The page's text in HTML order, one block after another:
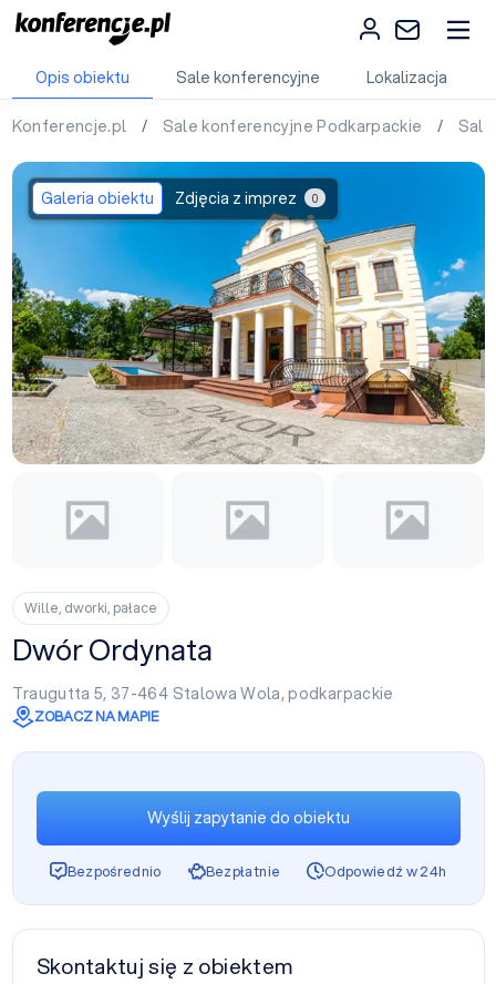
Opis obiektu Sale konferencyjne Lokalizacja
Konferencje.pl / Sale konferencyjne Podkarpackie /
Galeria obiektu Zdjęcia z imprez 0
Wille, dworki, pałace
Dwór Ordynata
Traugutta 5, 37-464 Stalowa Wola,podkarpackie
ZOBACZ NA MAPIE
Wyślij zapytanie do obiektu
Bezpośrednio Bezpłatnie Odpowiedź w 24h
Skontaktuj się z obiektem